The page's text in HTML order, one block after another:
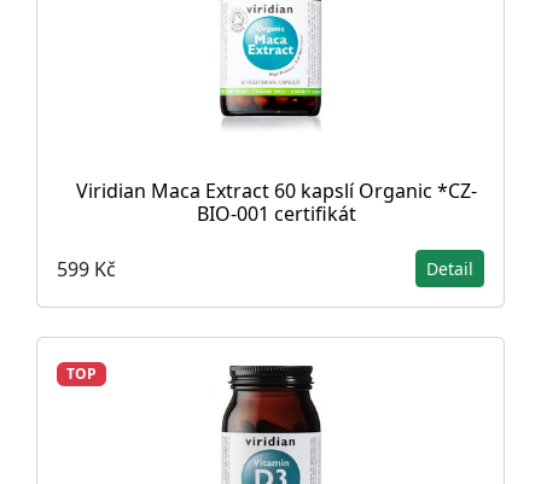
Viridian Maca Extract 60 kapslí Organic *CZ-
BIO-001 certifikát
599 Kč Detail
TOP